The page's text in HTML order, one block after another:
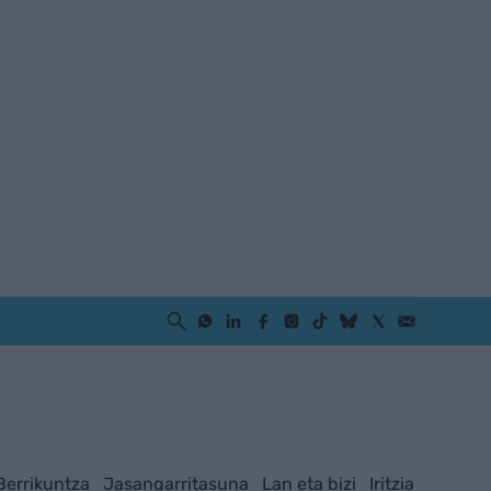
Jasangarritasuna Lan eta bizi Iritzia